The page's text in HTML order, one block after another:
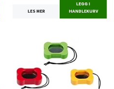
LES MER
LEGG I
HANDLEKURV